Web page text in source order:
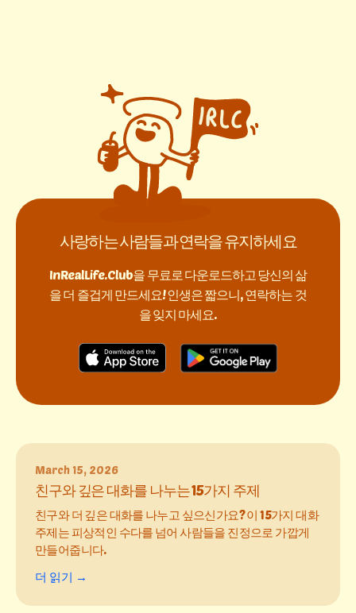
사랑하는 사람들과 연락을 유지하세요
InRealLife.Club을 무료로 다운로드하고 당신의 삶
을 더 즐겁게 만드세요! 인생은 짧으니, 연락하는 것
을 잊지 마세요.
March 15, 2026
친구와 깊은 대화를 나누는 15가지 주제
친구와 더 깊은 대화를 나누고 싶으신가요? 이 15가지 대화
주제는 피상적인 수다를 넘어 사람들을 진정으로 가깝게
만들어줍니다.
더 읽기 →